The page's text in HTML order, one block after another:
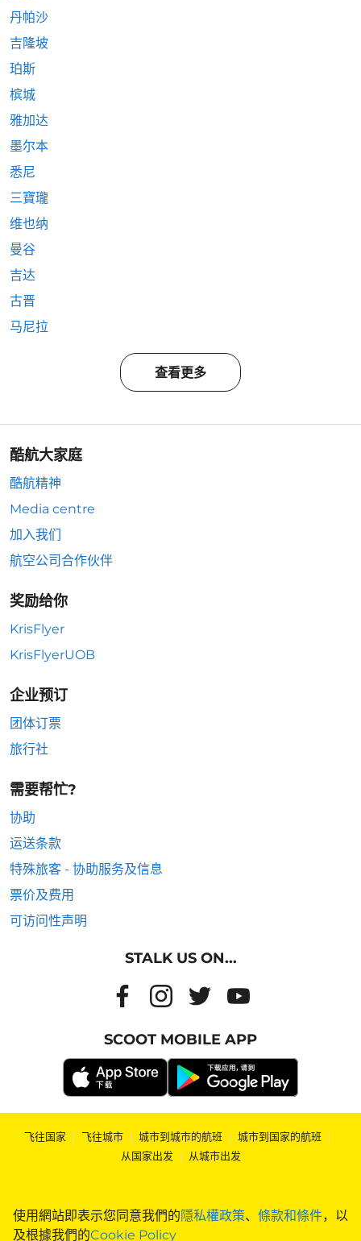
使用網站即表示您同意我們的隱私權政策、 條款和條件，以
及根據我們的Cookie Policy
丹帕沙
吉隆坡
珀斯
槟城
雅加达
墨尔本
悉尼
三寶瓏
维也纳
曼谷
吉达
古晋
马尼拉
查看更多
酷航大家庭
酷航精神
Media centre
加入我们
航空公司合作伙伴
奖励给你
KrisFlyer
KrisFlyerUOB
企业预订
团体订票
旅行社
需要帮忙?
协助
运送条款
特殊旅客 - 协助服务及信息
票价及费用
可访问性声明
STALK US ON...
SCOOT MOBILE APP
飞往国家 | 飞往城市 | 城市到城市的航班 | 城市到国家的航班 |
从国家出发 | 从城市出发